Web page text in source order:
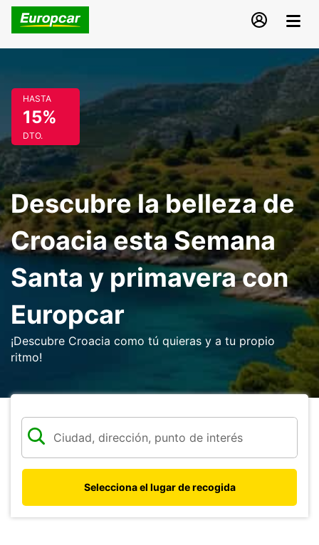
HASTA
15%
DTO.
Descubre la belleza de
Croacia esta Semana
Santa y primavera con
Europcar
¡Descubre Croacia como tú quieras y a tu propio
ritmo!
Selecciona el lugar de recogida